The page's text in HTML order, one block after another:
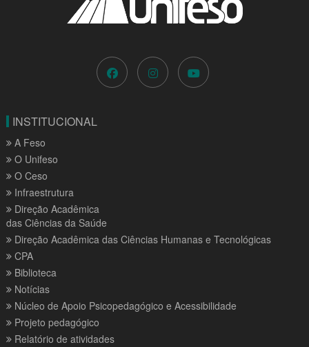
INSTITUCIONAL
A Feso
O Unifeso
O Ceso
Infraestrutura
Direção Acadêmica
das Ciências da Saúde
Direção Acadêmica das Ciências Humanas e Tecnológicas
CPA
Biblioteca
Notícias
Núcleo de Apoio Psicopedagógico e Acessibilidade
Projeto pedagógico
Relatório de atividades